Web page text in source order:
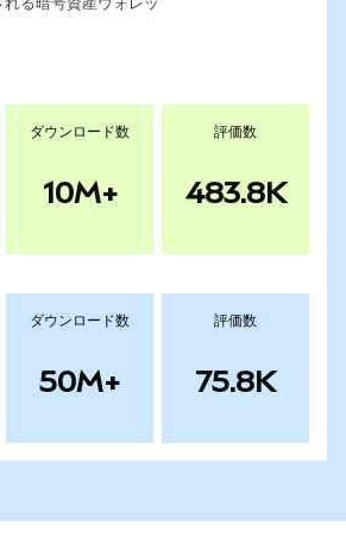
る暗号資産ウォレッ
ダウンロード数
10M+
評価数
483.8K
ダウンロード数
50M+
評価数
75.8K